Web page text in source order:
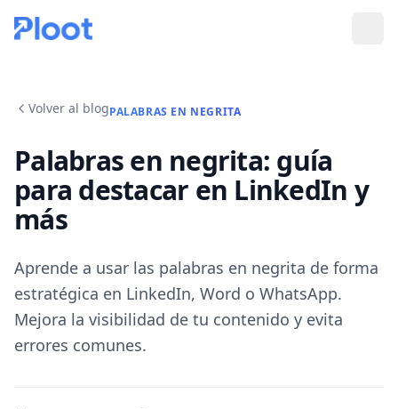
Volver al blogPALABRAS EN NEGRITA
Palabras en negrita: guía
para destacar en LinkedIn y
más
Aprende a usar las palabras en negrita de forma
estratégica en LinkedIn, Word o WhatsApp.
Mejora la visibilidad de tu contenido y evita
errores comunes.